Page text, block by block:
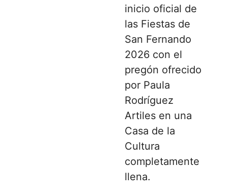
inicio oficial de
las Fiestas de
San Fernando
2026 con el
pregón ofrecido
por Paula
Rodríguez
Artiles en una
Casa de la
Cultura
completamente
llena.